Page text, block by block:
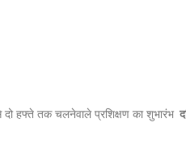
दो हफ्ते तक चलनेवाले प्रशिक्षण का शुभारंभ